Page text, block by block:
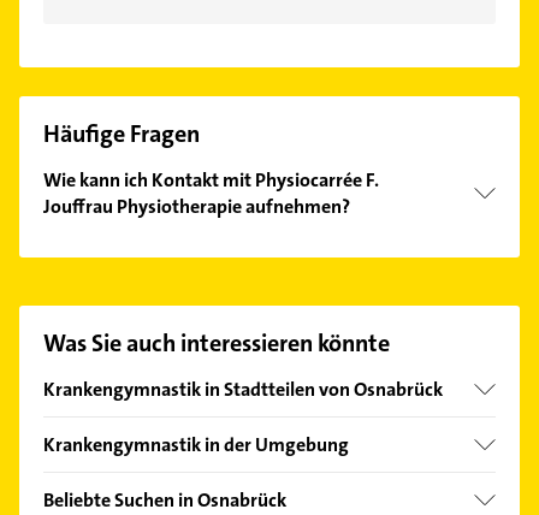
Häufige Fragen
Wie kann ich Kontakt mit Physiocarrée F.
Jouffrau Physiotherapie aufnehmen?
passenden Kontaktmöglichkeiten wie Adresse oder
Hier finden Sie alleKontaktdaten
Was Sie auch interessieren könnte
Krankengymnastik in Stadtteilen von Osnabrück
Atter
Hafen
Krankengymnastik in der Umgebung
Hasbergen Kreis Osnabrück
Beliebte Suchen in Osnabrück